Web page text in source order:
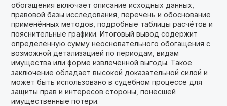
обогащения включает описание исходных данных,
правовой базы исследования, перечень и обоснование
применённых методов, подробные таблицы расчётов и
пояснительные графики. Итоговый вывод содержит
определённую сумму неосновательного обогащения с
возможной детализацией по периодам, видам
имущества или форме извлечённой выгоды. Такое
заключение обладает высокой доказательной силой и
может быть использовано в судебном процессе для
защиты прав и интересов стороны, понёсшей
имущественные потери.